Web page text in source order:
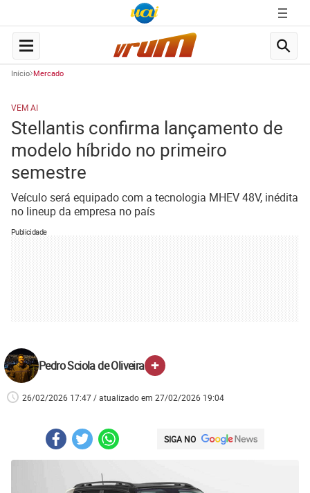
Início Mercado
VEM AI
Stellantis confirma lançamento de
modelo híbrido no primeiro
semestre
Veículo será equipado com a tecnologia MHEV 48V, inédita
no lineup da empresa no país
Publicidade
Pedro Sciola de Oliveira +
26/02/2026 17:47 / atualizado em 27/02/2026 19:04
SIGA NO